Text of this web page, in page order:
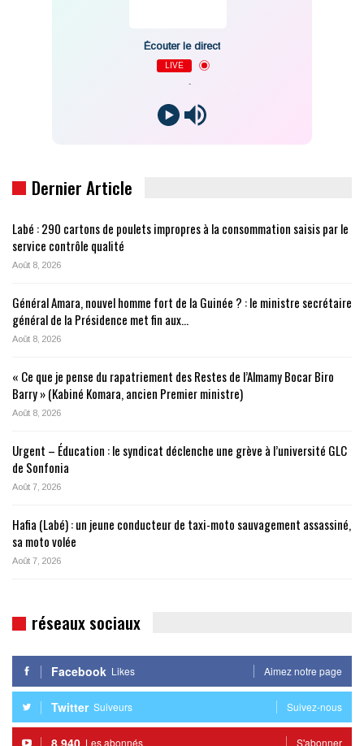
Écouter le direct
LIVE
Dernier Article
Labé : 290 cartons de poulets impropres à la consommation saisis par le
service contrôle qualité
Août 8, 2026
Général Amara, nouvel homme fort de la Guinée ? : le ministre secrétaire
général de la Présidence met fin aux…
Août 8, 2026
« Ce que je pense du rapatriement des Restes de l’Almamy Bocar Biro
Barry » (Kabiné Komara, ancien Premier ministre)
Août 8, 2026
Urgent – Éducation : le syndicat déclenche une grève à l’université GLC
de Sonfonia
Août 7, 2026
Hafia (Labé) : un jeune conducteur de taxi-moto sauvagement assassiné,
sa moto volée
Août 7, 2026
réseaux sociaux
Facebook Likes Aimez notre page
Twitter Suiveurs Suivez-nous
8,940 Les abonnés S'abonner